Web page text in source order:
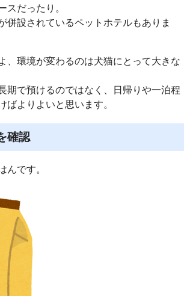
スだったり。
併設されているペットホテルもありま
、環境が変わるのは犬猫にとって大きな
期で預けるのではなく、日帰りや一泊程
ばよりよいと思います。
確認
んです。